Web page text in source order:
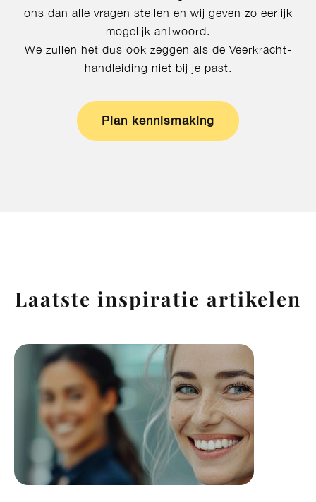
ons dan alle vragen stellen en wij geven zo eerlijk
mogelijk antwoord.
We zullen het dus ook zeggen als de Veerkracht-
handleiding niet bij je past.
Plan kennismaking
Laatste inspiratie artikelen​